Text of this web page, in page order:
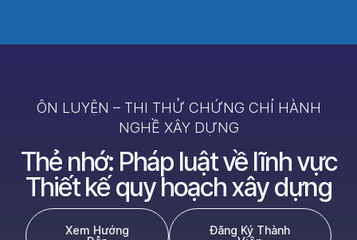
ÔN LUYỆN – THI THỬ CHỨNG CHỈ HÀNH
NGHỀ XÂY DỰNG
Thẻ nhớ: Pháp luật về lĩnh vực
Thiết kế quy hoạch xây dựng
Xem Hướng
Đăng Ký Thành